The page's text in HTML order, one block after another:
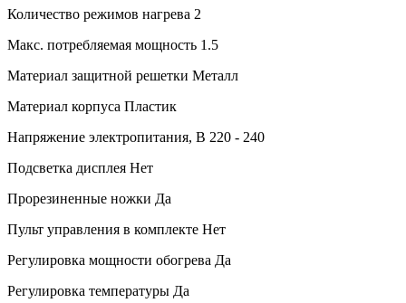
Количество режимов нагрева 2
Макс. потребляемая мощность 1.5
Материал защитной решетки Металл
Материал корпуса Пластик
Напряжение электропитания, В 220 - 240
Подсветка дисплея Нет
Прорезиненные ножки Да
Пульт управления в комплекте Нет
Регулировка мощности обогрева Да
Регулировка температуры Да